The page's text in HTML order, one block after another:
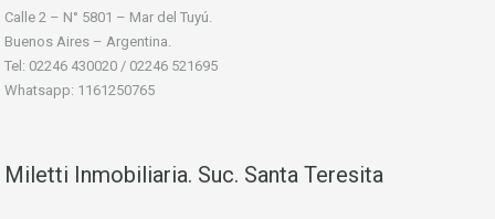
Calle 2 – N° 5801 – Mar del Tuyú.
Buenos Aires – Argentina.
Tel: 02246 430020 / 02246 521695
Whatsapp: 1161250765
Miletti Inmobiliaria. Suc. Santa Teresita